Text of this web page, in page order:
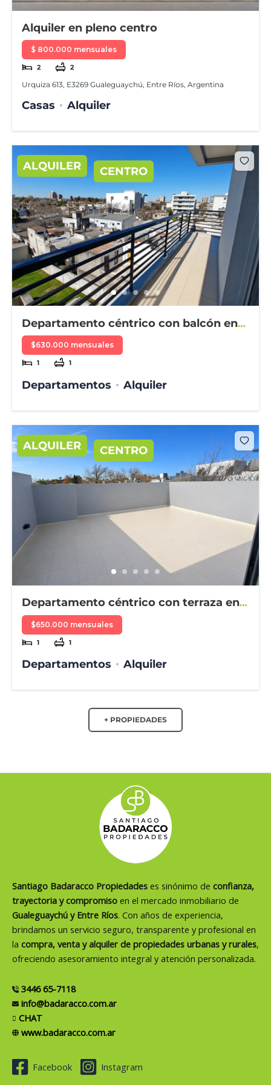
Alquiler en pleno centro
$ 800.000 mensuales
2 2
Urquiza 613, E3269 Gualeguaychú, Entre Ríos, Argentina
Casas Alquiler
ALQUILER CENTRO
Departamento céntrico con balcón en
alquiler
$630.000 mensuales
1 1
Departamentos Alquiler
ALQUILER CENTRO
Departamento céntrico con terraza en
alquiler
$650.000 mensuales
1 1
Departamentos Alquiler
+ PROPIEDADES
Santiago Badaracco Propiedades es sinónimo de confianza,
trayectoria y compromiso en el mercado inmobiliario de
Gualeguaychú y Entre Ríos. Con años de experiencia,
brindamos un servicio seguro, transparente y profesional en
la compra, venta y alquiler de propiedades urbanas y rurales,
ofreciendo asesoramiento integral y atención personalizada.
3446 65-7118
info@badaracco.com.ar
CHAT
www.badaracco.com.ar
Facebook Instagram